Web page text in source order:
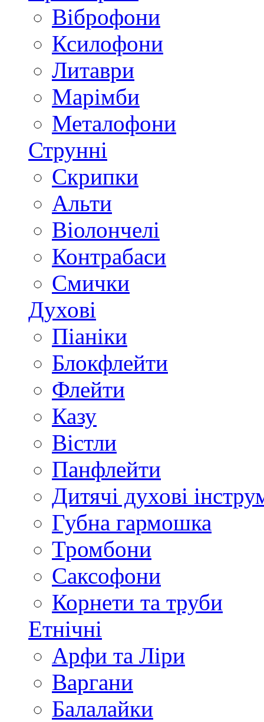
Віброфони
Ксилофони
Литаври
Марімби
Металофони
Струнні
Скрипки
Альти
Віолончелі
Контрабаси
Смички
Духові
Піаніки
Блокфлейти
Флейти
Казу
Вістли
Панфлейти
Дитячі духові
Губна гармошка
Тромбони
Саксофони
Корнети та труби
Етнічні
Арфи та Ліри
Варгани
Балалайки